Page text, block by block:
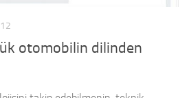
otomobilin dilinden